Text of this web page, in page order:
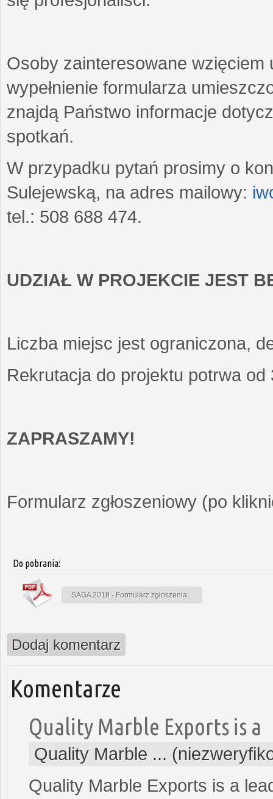
Osoby zainteresowane wzięciem
wypełnienie formularza
znajdą Państwo informacje
spotkań.
W przypadku pytań prosimy o
Sulejewską, na adres mailowy:
tel.: 508 688 474.
UDZIAŁ W PROJEKCIE JEST
Liczba miejsc jest ograniczona,
Rekrutacja do projektu potrwa
ZAPRASZAMY!
Formularz zgłoszeniowy (po
Do pobrania:
SAGA 2018 - Formularz zgłoszenia
Dodaj komentarz
Komentarze
Quality Marble Exports is a
Quality Marble ...
Quality Marble Exports is a